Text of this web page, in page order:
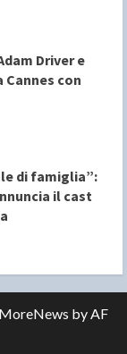
Driver e
Cannes con
di famiglia”:
il cast
MoreNews by AF